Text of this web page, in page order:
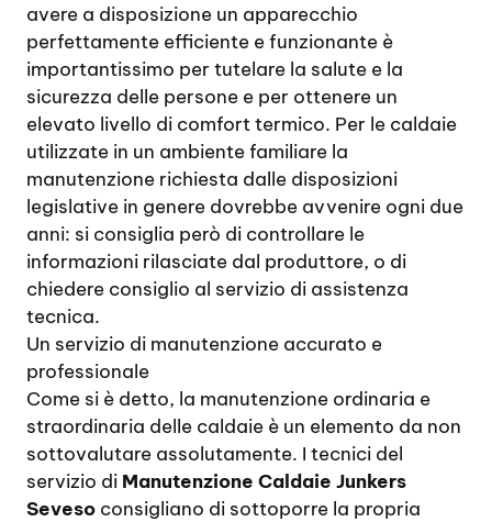
avere a disposizione un apparecchio
perfettamente efficiente e funzionante è
importantissimo per tutelare la salute e la
sicurezza delle persone e per ottenere un
elevato livello di comfort termico. Per le caldaie
utilizzate in un ambiente familiare la
manutenzione richiesta dalle disposizioni
legislative in genere dovrebbe avvenire ogni due
anni: si consiglia però di controllare le
informazioni rilasciate dal produttore, o di
chiedere consiglio al servizio di assistenza
tecnica.
Un servizio di manutenzione accurato e
professionale
Come si è detto, la manutenzione ordinaria e
straordinaria delle caldaie è un elemento da non
sottovalutare assolutamente. I tecnici del
servizio di Manutenzione Caldaie Junkers
Seveso consigliano di sottoporre la propria